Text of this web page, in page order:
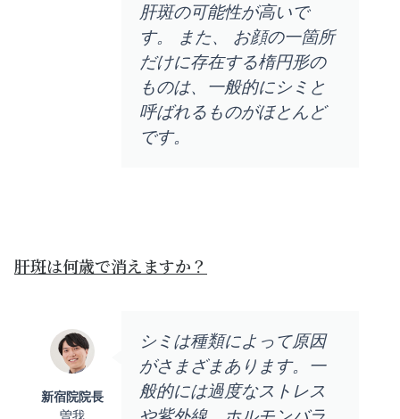
肝斑の可能性が高いで
す。 また、 お顔の一箇所
だけに存在する楕円形の
ものは、一般的にシミと
呼ばれるものがほとんど
です。
肝斑は何歳で消えますか？
シミは種類によって原因
がさまざまあります。一
般的には過度なストレス
新宿院院長
曽我